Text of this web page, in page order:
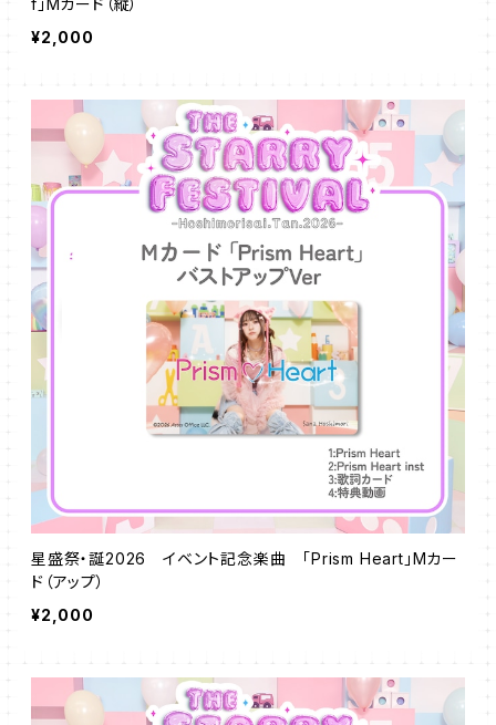
f」Mカード（縦）
¥2,000
星盛祭・誕2026 イベント記念楽曲 「Prism Heart」Mカー
ド（アップ）
¥2,000